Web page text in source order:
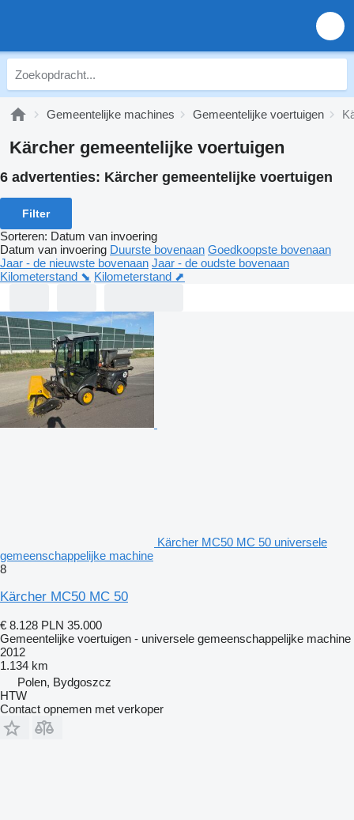
Gemeentelijke machines Gemeentelijke voertuigen
Kärcher gemeentelijke voertuigen
6 advertenties: Kärcher gemeentelijke voertuigen
Filter
Sorteren: Datum van invoering
Datum van invoering Duurste bovenaan Goedkoopste bovenaan
Jaar - de nieuwste bovenaan Jaar - de oudste bovenaan
Kilometerstand ⬊ Kilometerstand ⬈
Kärcher MC50 MC 50 universele
gemeenschappelijke machine
8
Kärcher MC50 MC 50
€ 8.128 PLN 35.000
Gemeentelijke voertuigen - universele gemeenschappelijke machine
2012
1.134 km
Polen, Bydgoszcz
HTW
Contact opnemen met verkoper